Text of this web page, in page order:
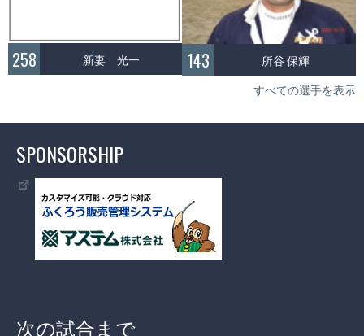
258 新妻 光一 143 所谷 保輝
すべての選手を表示
SPONSORSHIP
次の試合まで